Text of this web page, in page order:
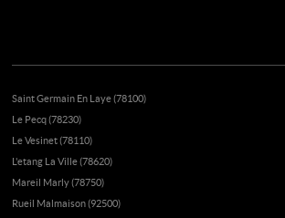
Saint Germain En Laye (78100)
Le Pecq (78230)
Le Vesinet (78110)
L'etang La Ville (78620)
Mareil Marly (78750)
Rueil Malmaison (92500)